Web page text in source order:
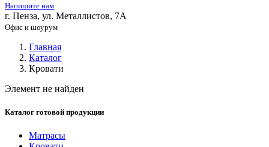
Напишите нам
г. Пенза, ул. Металлистов, 7А
Офис и шоурум
Главная
Каталог
Кровати
Элемент не найден
Каталог готовой продукции
Матрасы